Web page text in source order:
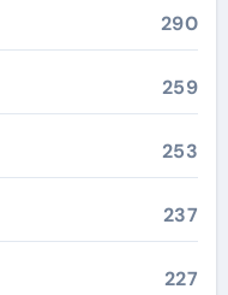
290
259
253
237
227